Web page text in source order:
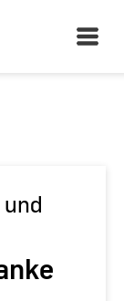
Open
Main